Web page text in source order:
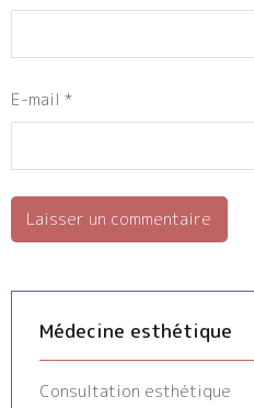
E-mail *
Médecine esthétique
Consultation esthétique